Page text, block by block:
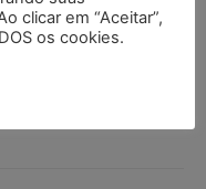
de empregado que
clicar em “Aceitar”,
os cookies.